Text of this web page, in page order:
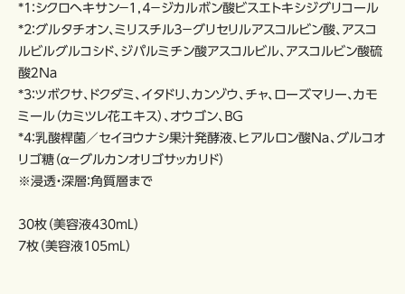
*1：シクロヘキサン－１，４－ジカルボン酸ビスエトキシジグリコール
*2：グルタチオン、ミリスチル３－グリセリルアスコルビン酸、アスコ
ルビルグルコシド、ジパルミチン酸アスコルビル、アスコルビン酸硫
酸２Ｎａ
*3：ツボクサ、ドクダミ、イタドリ、カンゾウ、チャ、ローズマリー、カモ
ミール（カミツレ花エキス）、オウゴン、ＢＧ
*4：乳酸桿菌／セイヨウナシ果汁発酵液、ヒアルロン酸Ｎａ、グルコオ
リゴ糖（α－グルカンオリゴサッカリド）
※浸透・深層：角質層まで
30枚（美容液430mL）
7枚（美容液105mL）